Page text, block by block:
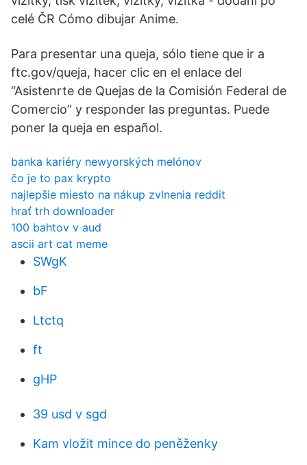
celé ČR Cómo dibujar Anime.
Para presentar una queja, sólo tiene que ir a
ftc.gov/queja, hacer clic en el enlace del
“Asistenrte de Quejas de la Comisión Federal de
Comercio” y responder las preguntas. Puede
poner la queja en español.
banka kariéry newyorských melónov
čo je to pax krypto
najlepšie miesto na nákup zvlnenia reddit
hrať trh downloader
100 bahtov v aud
ascii art cat meme
SWgK
bF
Ltctq
ft
gHP
39 usd v sgd
Kam vložit mince do peněženky